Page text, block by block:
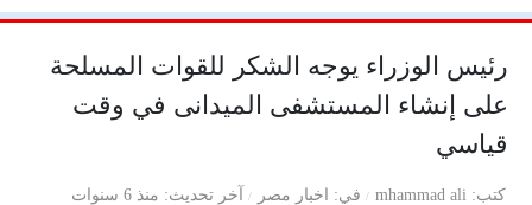
رئيس الوزراء يوجه الشكر للقوات المسلحة
على إنشاء المستشفى الميدانى في وقت
قياسي
كتب mhammad ali في اخبار مصر آخر تحديث منذ 6 سنوات